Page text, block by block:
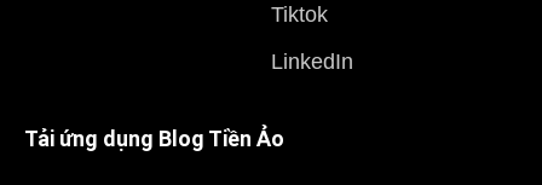
Tiktok
LinkedIn
Tải ứng dụng Blog Tiền Ảo